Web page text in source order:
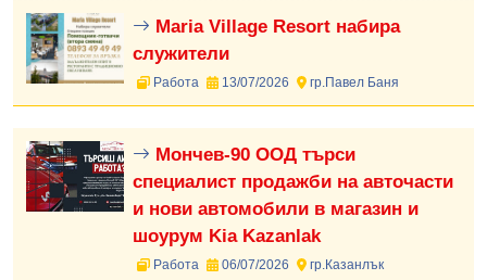
Maria Village Resort набира
служители
Работа 13/07/2026 гр.Павел Баня
Мончев-90 ООД търси
специалист продажби на авточасти
и нови автомобили в магазин и
шоурум Kia Kazanlak
Работа 06/07/2026 гр.Казанлък